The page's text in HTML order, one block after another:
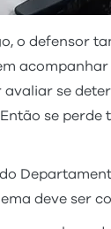
o defensor
avaliar se
se
deve ser